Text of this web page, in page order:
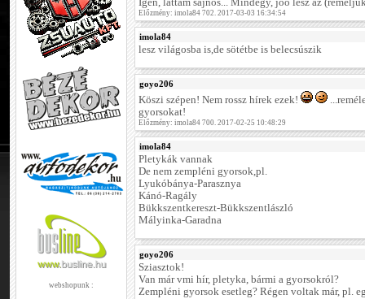
webshopunk :
Igen, láttam sajnos... Mindegy, jóó lesz az
Előzmény: imola84 702. 2017-03-03 16:34:54
imola84
lesz világosba is,de sötétbe is belecsúszik
goyo206
Köszi szépen! Nem rossz hírek ezek!
gyorsokat!
Előzmény: imola84 700. 2017-02-25 10:48:29
imola84
Pletykák vannak
De nem zempléni gyorsok,pl.
Lyukóbánya-Parasznya
Kánó-Ragály
Bükkszentkereszt-Bükkszentlászló
Mályinka-Garadna
goyo206
Sziasztok!
Van már vmi hír, pletyka, bármi a gyorsokról?
Zempléni gyorsok esetleg? Régen voltak már, pl.